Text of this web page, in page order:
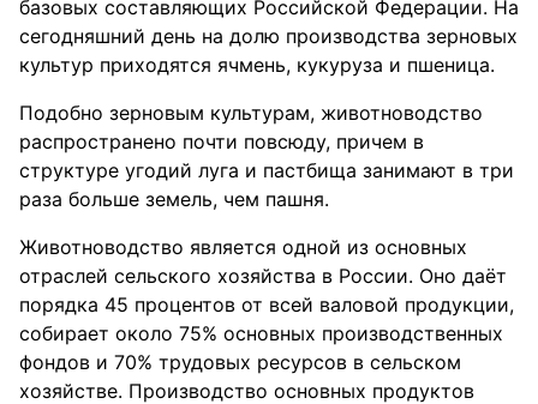
базовых составляющих Российской Федерации. На
сегодняшний день на долю производства зерновых
культур приходятся ячмень, кукуруза и пшеница.
Подобно зерновым культурам, животноводство
распространено почти повсюду, причем в
структуре угодий луга и пастбища занимают в три
раза больше земель, чем пашня.
Животноводство является одной из основных
отраслей сельского хозяйства в России. Оно даёт
порядка 45 процентов от всей валовой продукции,
собирает около 75% основных производственных
фондов и 70% трудовых ресурсов в сельском
хозяйстве. Производство основных продуктов